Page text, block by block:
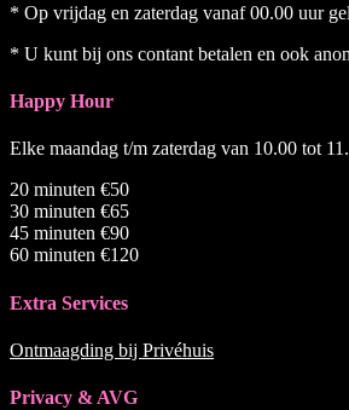
* Op vrijdag en zaterdag vanaf 00.00 uur
* U kunt bij ons contant betalen en ook
Happy Hour
Elke maandag t/m zaterdag van 10.00 tot
20 minuten €50
30 minuten €65
45 minuten €90
60 minuten €120
Extra Services
Ontmaagding bij Privéhuis
Privacy & AVG